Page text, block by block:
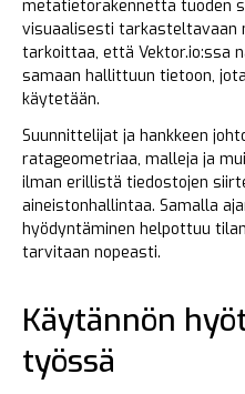
metatietorakennetta tuoden
visuaalisesti tarkasteltavaan
tarkoittaa, että Vektor.io:ssa
samaan hallittuun tietoon,
käytetään.
Suunnittelijat ja hankkeen
ratageometriaa, malleja ja
ilman erillistä tiedostojen
aineistonhallintaa. Samalla
hyödyntäminen helpottuu
tarvitaan nopeasti.
Käytännön
työssä